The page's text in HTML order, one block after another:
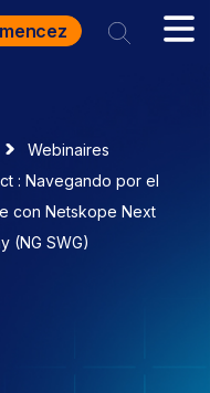
Webinaires
: Navegando por el
con Netskope Next
(NG SWG)